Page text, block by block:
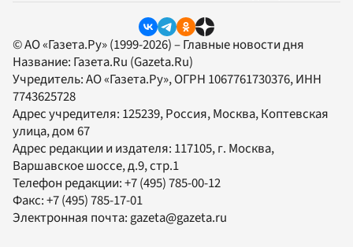
© АО «Газета.Ру» (1999-2026) – Главные новости дня
Название: Газета.Ru (Gazeta.Ru)
Учредитель:АО «Газета.Ру», ОГРН 1067761730376, ИНН
7743625728
Адрес учредителя: 125239, Россия, Москва, Коптевская
улица, дом 67
Адрес редакции и издателя: 117105, г. Москва,
Варшавское шоссе, д.9, стр.1
Телефон редакции:+7 (495) 785-00-12
Факс:+7 (495) 785-17-01
Электронная почта:gazeta@gazeta.ru